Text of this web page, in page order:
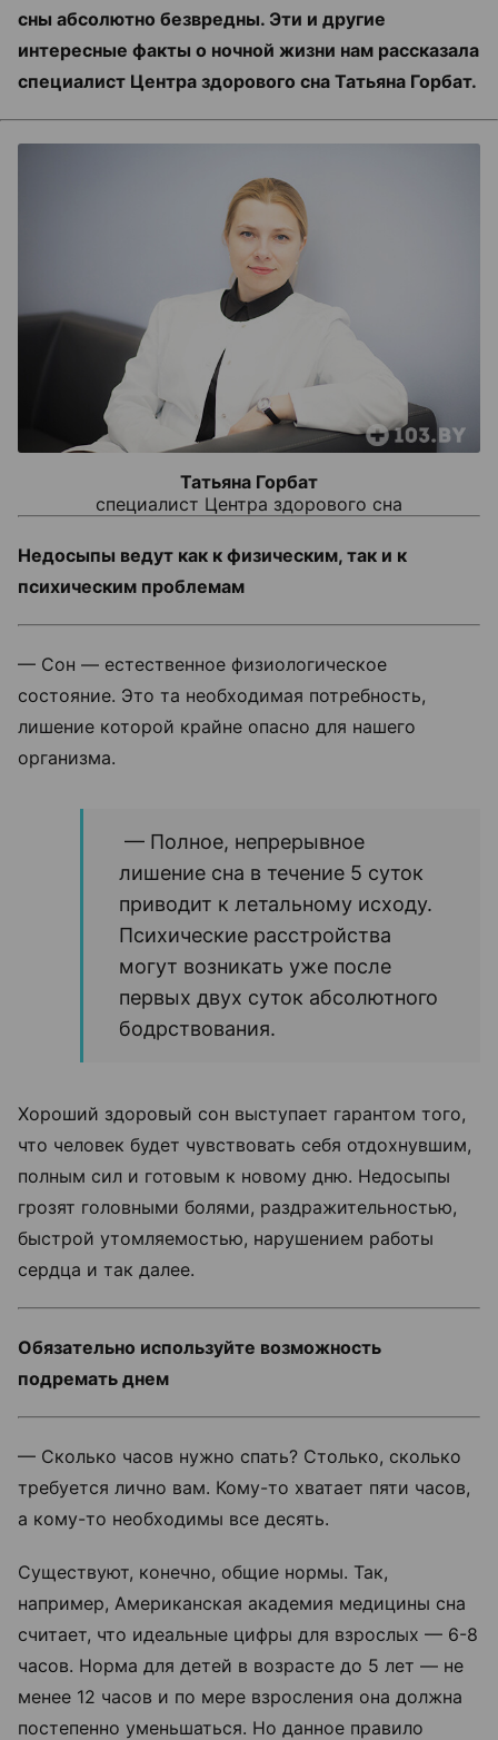
сны абсолютно безвредны. Эти и другие
интересные факты о ночной жизни нам рассказала
специалист Центра здорового сна Татьяна Горбат.
Татьяна Горбат
специалист Центра здорового сна
Недосыпы ведут как к физическим, так и к
психическим проблемам
— Сон — естественное физиологическое
состояние. Это та необходимая потребность,
лишение которой крайне опасно для нашего
организма.
— Полное, непрерывное
лишение сна в течение 5 суток
приводит к летальному исходу.
Психические расстройства
могут возникать уже после
первых двух суток абсолютного
бодрствования.
Хороший здоровый сон выступает гарантом того,
что человек будет чувствовать себя отдохнувшим,
полным сил и готовым к новому дню. Недосыпы
грозят головными болями, раздражительностью,
быстрой утомляемостью, нарушением работы
сердца и так далее.
Обязательно используйте возможность
подремать днем
— Сколько часов нужно спать? Столько, сколько
требуется лично вам. Кому-то хватает пяти часов,
а кому-то необходимы все десять.
Существуют, конечно, общие нормы. Так,
например, Американская академия медицины сна
считает, что идеальные цифры для взрослых — 6-8
часов. Норма для детей в возрасте до 5 лет — не
менее 12 часов и по мере взросления она должна
постепенно уменьшаться. Но данное правило